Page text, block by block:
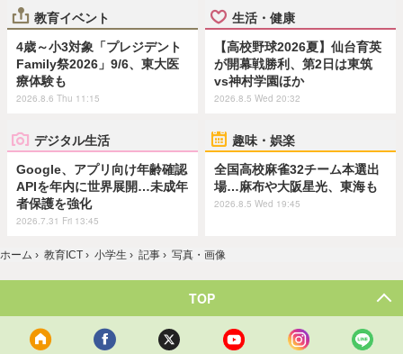
教育イベント
4歳～小3対象「プレジデント
Family祭2026」9/6、東大医
療体験も
2026.8.6 Thu 11:15
生活・健康
【高校野球2026夏】仙台育英
が開幕戦勝利、第2日は東筑
vs神村学園ほか
2026.8.5 Wed 20:32
デジタル生活
Google、アプリ向け年齢確認
APIを年内に世界展開…未成年
者保護を強化
2026.7.31 Fri 13:45
趣味・娯楽
全国高校麻雀32チーム本選出
場…麻布や大阪星光、東海も
2026.8.5 Wed 19:45
ホーム › 教育ICT › 小学生 › 記事 › 写真・画像
TOP